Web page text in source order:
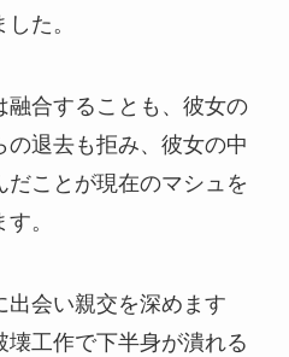
た。
融合することも、彼女の
退去も拒み、彼女の中
ことが現在のマシュを
。
出会い親交を深めます
工作で下半身が潰れる